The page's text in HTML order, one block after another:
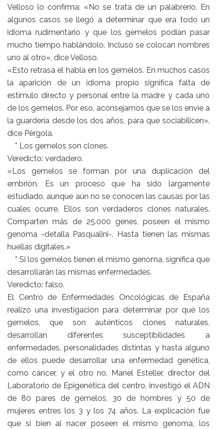
Velloso lo confirma: «No se trata de un palabrerío. En
algunos casos se llegó a determinar que era todo un
idioma rudimentario y que los gemelos podían pasar
mucho tiempo hablándolo. Incluso se colocan nombres
uno al otro», dice Velloso.
«Esto retrasa el habla en los gemelos. En muchos casos
la aparición de un idioma propio significa falta de
estímulo directo y personal entre la madre y cada uno
de los gemelos. Por eso, aconsejamos que se los envíe a
la guardería desde los dos años, para que sociabilicen»,
dice Pérgola.
* Los gemelos son clones.
Veredicto: verdadero.
«Los gemelos se forman por una duplicación del
embrión. Es un proceso que ha sido largamente
estudiado, aunque aún no se conocen las causas por las
cuales ocurre. Ellos son verdaderos clones naturales.
Comparten más de 25.000 genes, poseen el mismo
genoma -detalla Pasqualini-. Hasta tienen las mismas
huellas digitales.»
* Si los gemelos tienen el mismo genoma, significa que
desarrollarán las mismas enfermedades.
Veredicto: falso.
El Centro de Enfermedades Oncológicas de España
realizó una investigación para determinar por qué los
gemelos, que son auténticos clones naturales,
desarrollan diferentes susceptibilidades a
enfermedades, personalidades distintas y hasta alguno
de ellos puede desarrollar una enfermedad genética,
como cáncer, y el otro no. Manel Esteller, director del
Laboratorio de Epigenética del centro, investigó el ADN
de 80 pares de gemelos, 30 de hombres y 50 de
mujeres entres los 3 y los 74 años. La explicación fue
que si bien al nacer poseen el mismo genoma, los